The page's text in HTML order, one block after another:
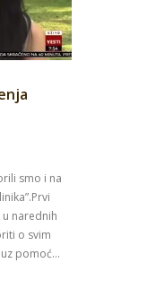
smo i na
narednih
o svim
pomoć...